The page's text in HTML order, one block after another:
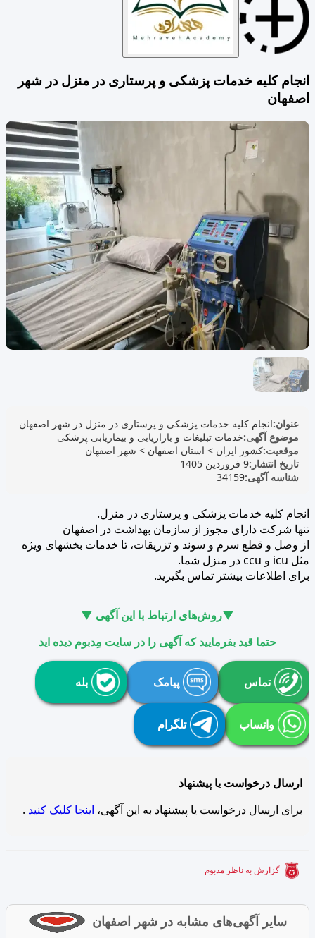
انجام کلیه خدمات پزشکی و پرستاری در منزل در شهر
اصفهان
عنوان:انجام کلیه خدمات پزشکی و پرستاری در منزل در شهر اصفهان
موضوع آگهی:خدمات تبلیغات و بازاریابی و بیماریابی پزشکی
موقعیت:کشور ایران > استان اصفهان > شهر اصفهان
تاریخ انتشار:9 فروردین 1405
شناسه آگهی:34159
انجام کلیه خدمات پزشکی و پرستاری در منزل.
تنها شرکت دارای مجوز از سازمان بهداشت در اصفهان
از وصل و قطع سرم و سوند و تزریقات، تا خدمات بخشهای ویژه
مثل icu و ccu در منزل شما.
برای اطلاعات بیشتر تماس بگیرید.
▼روش‌های ارتباط با این آگهی ▼
حتما قید بفرمایید که آگهی را در سایت مِدبوم دیده اید
تماس پیامک بله
واتساپ تلگرام
ارسال درخواست یا پیشنهاد
برای ارسال درخواست یا پیشنهاد به این آگهی، اینجا کلیک کنید .
گزارش به ناظر مدبوم
سایر آگهی‌های مشابه در شهر اصفهان